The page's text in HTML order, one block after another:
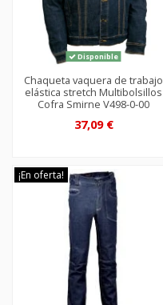
Disponible
Chaqueta vaquera de trabajo
elástica stretch Multibolsillos
Cofra Smirne V498-0-00
37,09 €
¡En oferta!